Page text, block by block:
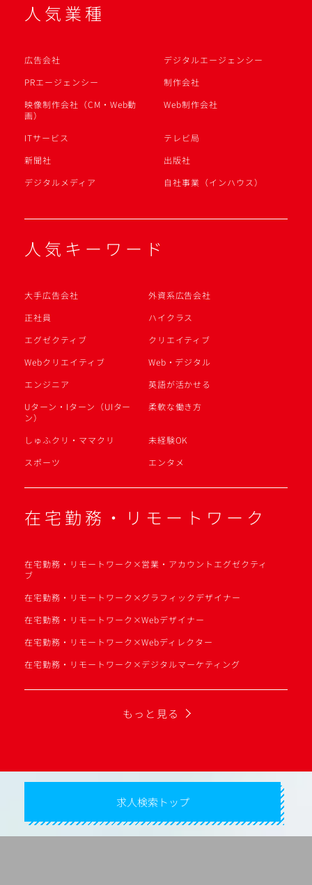
人気業種
広告会社
デジタルエージェンシー
PRエージェンシー
制作会社
映像制作会社（CM・Web動
画）
Web制作会社
ITサービス
テレビ局
新聞社
出版社
デジタルメディア
自社事業（インハウス）
人気キーワード
大手広告会社
外資系広告会社
正社員
ハイクラス
エグゼクティブ
クリエイティブ
Webクリエイティブ
Web・デジタル
エンジニア
英語が活かせる
Uターン・Iターン（UIター
ン）
柔軟な働き方
しゅふクリ・ママクリ
未経験OK
スポーツ
エンタメ
在宅勤務・リモートワーク
在宅勤務・リモートワーク×営業・アカウントエグゼクティ
ブ
在宅勤務・リモートワーク×グラフィックデザイナー
在宅勤務・リモートワーク×Webデザイナー
在宅勤務・リモートワーク×Webディレクター
在宅勤務・リモートワーク×デジタルマーケティング
もっと見る
求人検索トップ